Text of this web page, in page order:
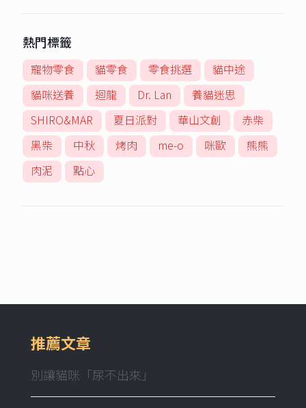
熱門標籤
寵物零食 貓零食 零食挑選
貓中途
貓咪送養
迴龍 Dr. Lan
養貓迷思
SHIRO&MAR
夏日派對 華山文創
赤柴
黑柴
中秋 烤肉 me-o 咪歐
熊熊
肉泥
點心
推薦文章
別讓貓咪「尿不出來」